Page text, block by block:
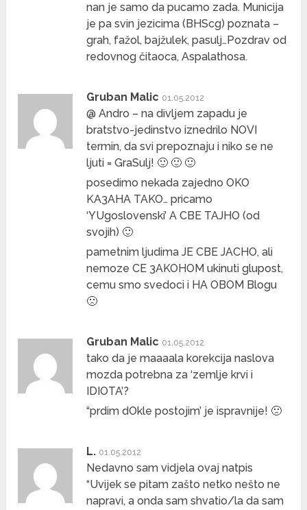
nan je samo da pucamo zada. Municija
je pa svin jezicima (BHScg) poznata –
grah, fažol, bajžulek, pasulj…Pozdrav od
redovnog čitaoca, Aspalathosa.
Gruban Malic 01.05.2012
@ Andro – na divljem zapadu je
bratstvo-jedinstvo iznedrilo NOVI
termin, da svi prepoznaju i niko se ne
ljuti = GraSulj! 🙂 🙂 🙂
posedimo nekada zajedno OKO
KA3AHA TAKO… pricamo
‘YUgoslovenski’ A CBE TAJHO (od
svojih) 🙂
pametnim ljudima JE CBE JACHO, ali
nemoze CE 3AKOHOM ukinuti glupost,
cemu smo svedoci i HA OBOM Blogu
🙁
Gruban Malic 01.05.2012
tako da je maaaala korekcija naslova
mozda potrebna za ‘zemlje krvi i
IDIOTA’?
“prdim dOkle postojim’ je ispravnije! 🙁
L. 01.05.2012
Nedavno sam vidjela ovaj natpis
“Uvijek se pitam zašto netko nešto ne
napravi, a onda sam shvatio/la da sam